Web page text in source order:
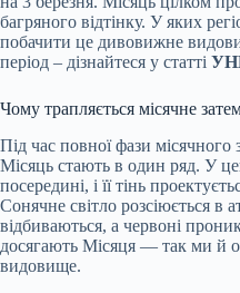
багряного відтінку. У яких
побачити це дивовижне
період – дізнайтеся у статті
Чому трапляється місячне
Під час повної фази
Місяць стають в один ряд. У
посередині, і її тінь
Сонячне світло розсіюється в
відбиваються, а червоні
досягають Місяця — так ми й
видовище.